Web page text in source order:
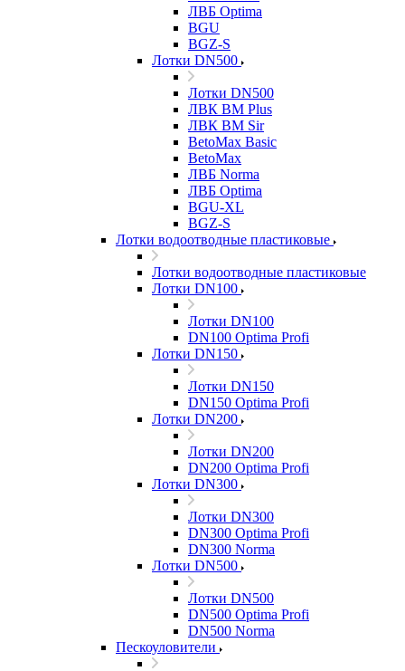
ЛВБ Optima
BGU
BGZ-S
Лотки DN500
Лотки DN500
ЛВК ВМ Plus
ЛВК ВМ Sir
BetoMax Basic
BetoMax
ЛВБ Norma
ЛВБ Optima
BGU-XL
BGZ-S
Лотки водоотводные пластиковые
Лотки водоотводные пластиковые
Лотки DN100
Лотки DN100
DN100 Optima Profi
Лотки DN150
Лотки DN150
DN150 Optima Profi
Лотки DN200
Лотки DN200
DN200 Optima Profi
Лотки DN300
Лотки DN300
DN300 Optima Profi
DN300 Norma
Лотки DN500
Лотки DN500
DN500 Optima Profi
DN500 Norma
Пескоуловители